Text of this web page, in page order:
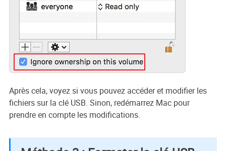
Après cela, voyez si vous pouvez accéder et modifier les
fichiers sur la clé USB. Sinon, redémarrez Mac pour
prendre en compte les modifications.